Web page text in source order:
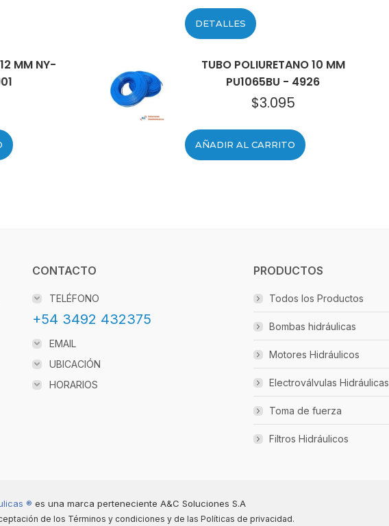
DETALLES
MM NY-
TUBO POLIURETANO 10 MM
PU1065BU - 4926
$3.095
AÑADIR AL CARRITO
CONTACTO
TELÉFONO
+54 3492 432375
EMAIL
UBICACIÓN
HORARIOS
PRODUCTOS
Todos los Productos
Bombas hidráulicas
Motores Hidráulicos
Electroválvulas Hidráulicas
Toma de fuerza
Filtros Hidráulicos
®️ es una marca perteneciente A&C Soluciones S.A
de los Términos y condiciones y de las Políticas de privacidad.